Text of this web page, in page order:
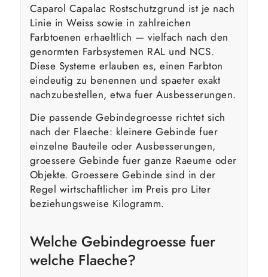
Caparol Capalac Rostschutzgrund ist je nach
Linie in Weiss sowie in zahlreichen
Farbtoenen erhaeltlich — vielfach nach den
genormten Farbsystemen RAL und NCS.
Diese Systeme erlauben es, einen Farbton
eindeutig zu benennen und spaeter exakt
nachzubestellen, etwa fuer Ausbesserungen.
Die passende Gebindegroesse richtet sich
nach der Flaeche: kleinere Gebinde fuer
einzelne Bauteile oder Ausbesserungen,
groessere Gebinde fuer ganze Raeume oder
Objekte. Groessere Gebinde sind in der
Regel wirtschaftlicher im Preis pro Liter
beziehungsweise Kilogramm.
Welche Gebindegroesse fuer
welche Flaeche?